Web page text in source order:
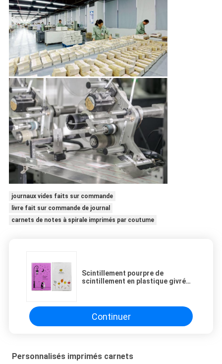
journaux vides faits sur commande
livre fait sur commande de journal
carnets de notes à spirale imprimés par coutume
Scintillement pourpre de
scintillement en plastique givré
d'image
Continuer
Personnalisés imprimés carnets